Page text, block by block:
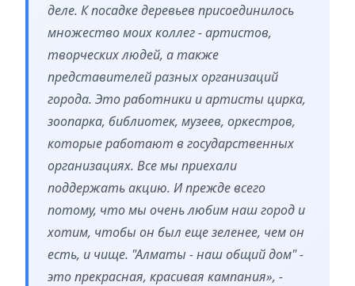
деле. К посадке деревьев присоединилось
множество моих коллег - артистов,
творческих людей, а также
представителей разных организаций
города. Это работники и артисты цирка,
зоопарка, библиотек, музеев, оркестров,
которые работают в государственных
организациях. Все мы приехали
поддержать акцию. И прежде всего
потому, что мы очень любим наш город и
хотим, чтобы он был еще зеленее, чем он
есть, и чище. "Алматы - наш общий дом" -
это прекрасная, красивая кампания», -